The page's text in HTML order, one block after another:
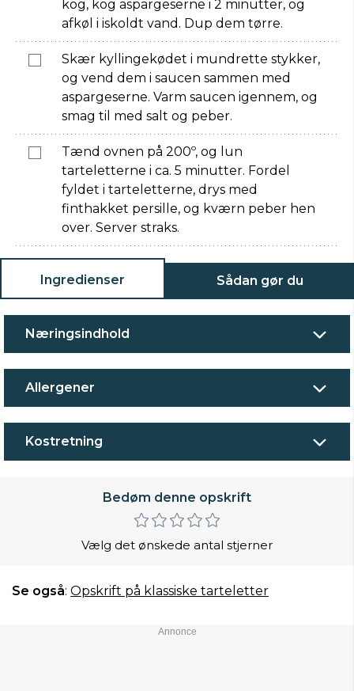
kog, kog aspargeserne i 2 minutter, og
afkøl i iskoldt vand. Dup dem tørre.
Skær kyllingekødet i mundrette stykker,
og vend dem i saucen sammen med
aspargeserne. Varm saucen igennem, og
smag til med salt og peber.
Tænd ovnen på 200º, og lun
tarteletterne i ca. 5 minutter. Fordel
fyldet i tarteletterne, drys med
finthakket persille, og kværn peber hen
over. Server straks.
Ingredienser Sådan gør du
Næringsindhold
Allergener
Kostretning
Bedøm denne opskrift
Vælg det ønskede antal stjerner
Se også: Opskrift på klassiske tarteletter